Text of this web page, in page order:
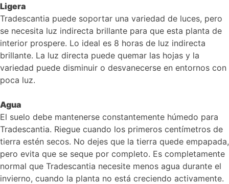
Ligera
Tradescantia puede soportar una variedad de luces, pero
se necesita luz indirecta brillante para que esta planta de
interior prospere. Lo ideal es 8 horas de luz indirecta
brillante. La luz directa puede quemar las hojas y la
variedad puede disminuir o desvanecerse en entornos con
poca luz.
Agua
El suelo debe mantenerse constantemente húmedo para
Tradescantia. Riegue cuando los primeros centímetros de
tierra estén secos. No dejes que la tierra quede empapada,
pero evita que se seque por completo. Es completamente
normal que Tradescantia necesite menos agua durante el
invierno, cuando la planta no está creciendo activamente.